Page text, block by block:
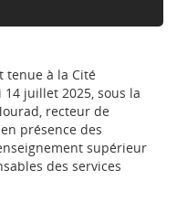
tenue à la Cité
juillet 2025, sous la
recteur de
présence des
supérieur
des services